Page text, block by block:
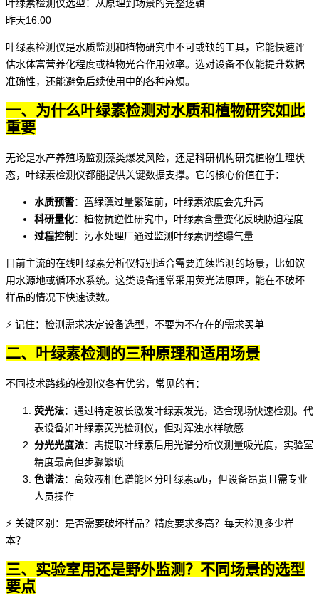
叶绿素检测仪选型：从原理到场景的完整逻辑
昨天16:00
叶绿素检测仪是水质监测和植物研究中不可或缺的工具，它能快速评
估水体富营养化程度或植物光合作用效率。选对设备不仅能提升数据
准确性，还能避免后续使用中的各种麻烦。
一、为什么叶绿素检测对水质和植物研究如此
重要
无论是水产养殖场监测藻类爆发风险，还是科研机构研究植物生理状
态， 叶绿素检测仪都能提供关键数据支撑。它的核心价值在于：
水质预警：蓝绿藻过量繁殖前，叶绿素浓度会先升高
科研量化：植物抗逆性研究中，叶绿素含量变化反映胁迫程度
过程控制 ：污水处理厂通过监测叶绿素调整曝气量
目前主流的在线叶绿素分析仪特别适合需要连续监测的场景，比如饮
用水源地或循环水系统。这类设备通常采用荧光法原理，能在不破坏
样品的情况下快速读数。
⚡ 记住：检测需求决定设备选型，不要为不存在的需求买单
二、叶绿素检测的三种原理和适用场景
不同技术路线的检测仪各有优劣，常见的有：
荧光法：通过特定波长激发叶绿素发光，适合现场快速检测。代
表设备如叶绿素荧光检测仪，但对浑浊水样敏感
分光光度法：需提取叶绿素后用光谱分析仪测量吸光度，实验室
精度最高但步骤繁琐
色谱法：高效液相色谱能区分叶绿素a/b，但设备昂贵且需专业
人员操作
⚡ 关键区别：是否需要破坏样品？精度要求多高？每天检测多少样
本？
三、实验室用还是野外监测？不同场景的选型
要点